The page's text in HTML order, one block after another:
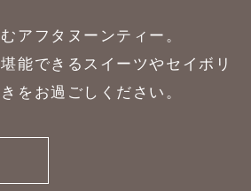
アフタヌーンティー。
能できるスイーツやセイボリ
をお過ごしください。